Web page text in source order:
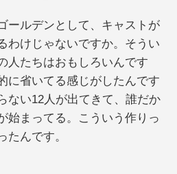
ールデンとして、キャストが
わけじゃないですか。そうい
人たちはおもしろいんです
に省いてる感じがしたんです
ない12人が出てきて、誰だか
始まってる。こういう作りっ
たんです。